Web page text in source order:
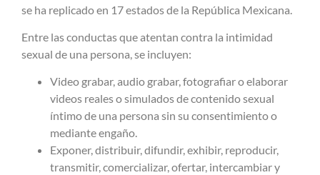
se ha replicado en 17 estados de la República Mexicana.
Entre las conductas que atentan contra la intimidad
sexual de una persona, se incluyen:
Video grabar, audio grabar, fotografiar o elaborar
videos reales o simulados de contenido sexual
íntimo de una persona sin su consentimiento o
mediante engaño.
Exponer, distribuir, difundir, exhibir, reproducir,
transmitir, comercializar, ofertar, intercambiar y